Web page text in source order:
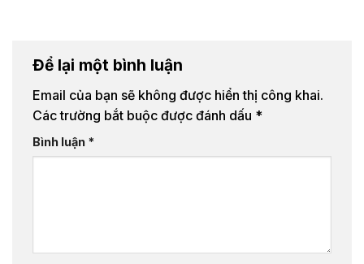
Để lại một bình luận
Email của bạn sẽ không được hiển thị công khai.
Các trường bắt buộc được đánh dấu *
Bình luận *